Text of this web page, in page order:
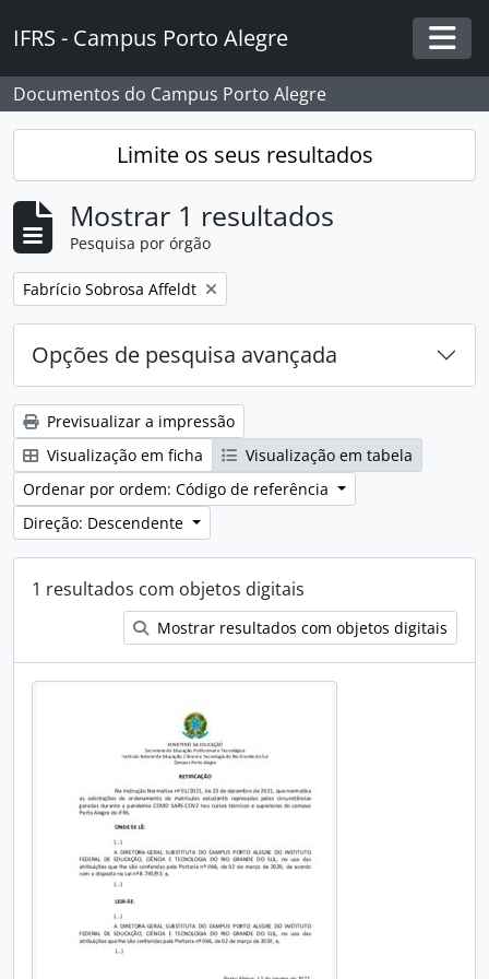
IFRS - Campus Porto Alegre
Documentos do Campus Porto Alegre
Limite os seus resultados
Mostrar 1 resultados
Pesquisa por órgão
Remover filtro:
Fabrício Sobrosa Affeldt
Opções de pesquisa avançada
Previsualizar a impressão
Visualização em ficha
Visualização em tabela
Ordenar por ordem: Código de referência
Direção: Descendente
1 resultados com objetos digitais
Mostrar resultados com objetos digitais